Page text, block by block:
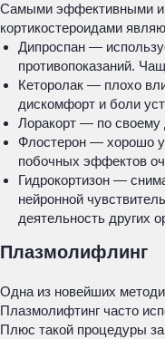
Самыми эффективными
кортикостероидами
Дипроспан —
противопоказаний.
Кеторолак — плохо
дискомфорт и боли
Лоракорт — по своему
Флостерон — хорошо
побочных эффектов
Гидрокортизон —
нейронной
деятельность других
Плазмолифлинг
Одна из новейших
Плазмолифтинг часто
Плюс такой процедуры